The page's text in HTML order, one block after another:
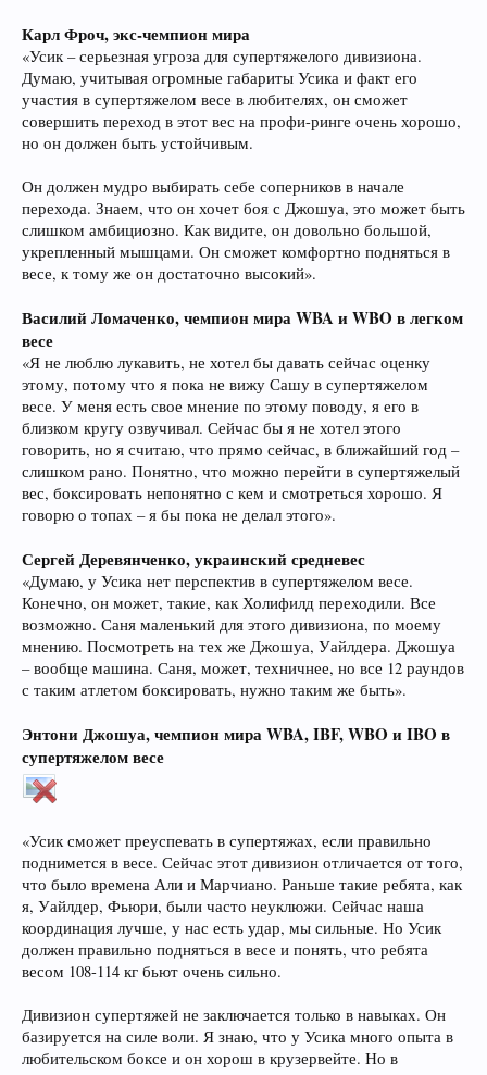
Карл Фроч, экс-чемпион мира
«Усик – серьезная угроза для супертяжелого дивизиона.
Думаю, учитывая огромные габариты Усика и факт его
участия в супертяжелом весе в любителях, он сможет
совершить переход в этот вес на профи-ринге очень хорошо,
но он должен быть устойчивым.
Он должен мудро выбирать себе соперников в начале
перехода. Знаем, что он хочет боя с Джошуа, это может быть
слишком амбициозно. Как видите, он довольно большой,
укрепленный мышцами. Он сможет комфортно подняться в
весе, к тому же он достаточно высокий».
Василий Ломаченко, чемпион мира WBA и WBO в легком
весе
«Я не люблю лукавить, не хотел бы давать сейчас оценку
этому, потому что я пока не вижу Сашу в супертяжелом
весе. У меня есть свое мнение по этому поводу, я его в
близком кругу озвучивал. Сейчас бы я не хотел этого
говорить, но я считаю, что прямо сейчас, в ближайший год –
слишком рано. Понятно, что можно перейти в супертяжелый
вес, боксировать непонятно с кем и смотреться хорошо. Я
говорю о топах – я бы пока не делал этого».
Сергей Деревянченко, украинский средневес
«Думаю, у Усика нет перспектив в супертяжелом весе.
Конечно, он может, такие, как Холифилд переходили. Все
возможно. Саня маленький для этого дивизиона, по моему
мнению. Посмотреть на тех же Джошуа, Уайлдера. Джошуа
– вообще машина. Саня, может, техничнее, но все 12 раундов
с таким атлетом боксировать, нужно таким же быть».
Энтони Джошуа, чемпион мира WBA, IBF, WBO и IBO в
супертяжелом весе
«Усик сможет преуспевать в супертяжах, если правильно
поднимется в весе. Сейчас этот дивизион отличается от того,
что было времена Али и Марчиано. Раньше такие ребята, как
я, Уайлдер, Фьюри, были часто неуклюжи. Сейчас наша
координация лучше, у нас есть удар, мы сильные. Но Усик
должен правильно подняться в весе и понять, что ребята
весом 108-114 кг бьют очень сильно.
Дивизион супертяжей не заключается только в навыках. Он
базируется на силе воли. Я знаю, что у Усика много опыта в
любительском боксе и он хорош в крузервейте. Но в